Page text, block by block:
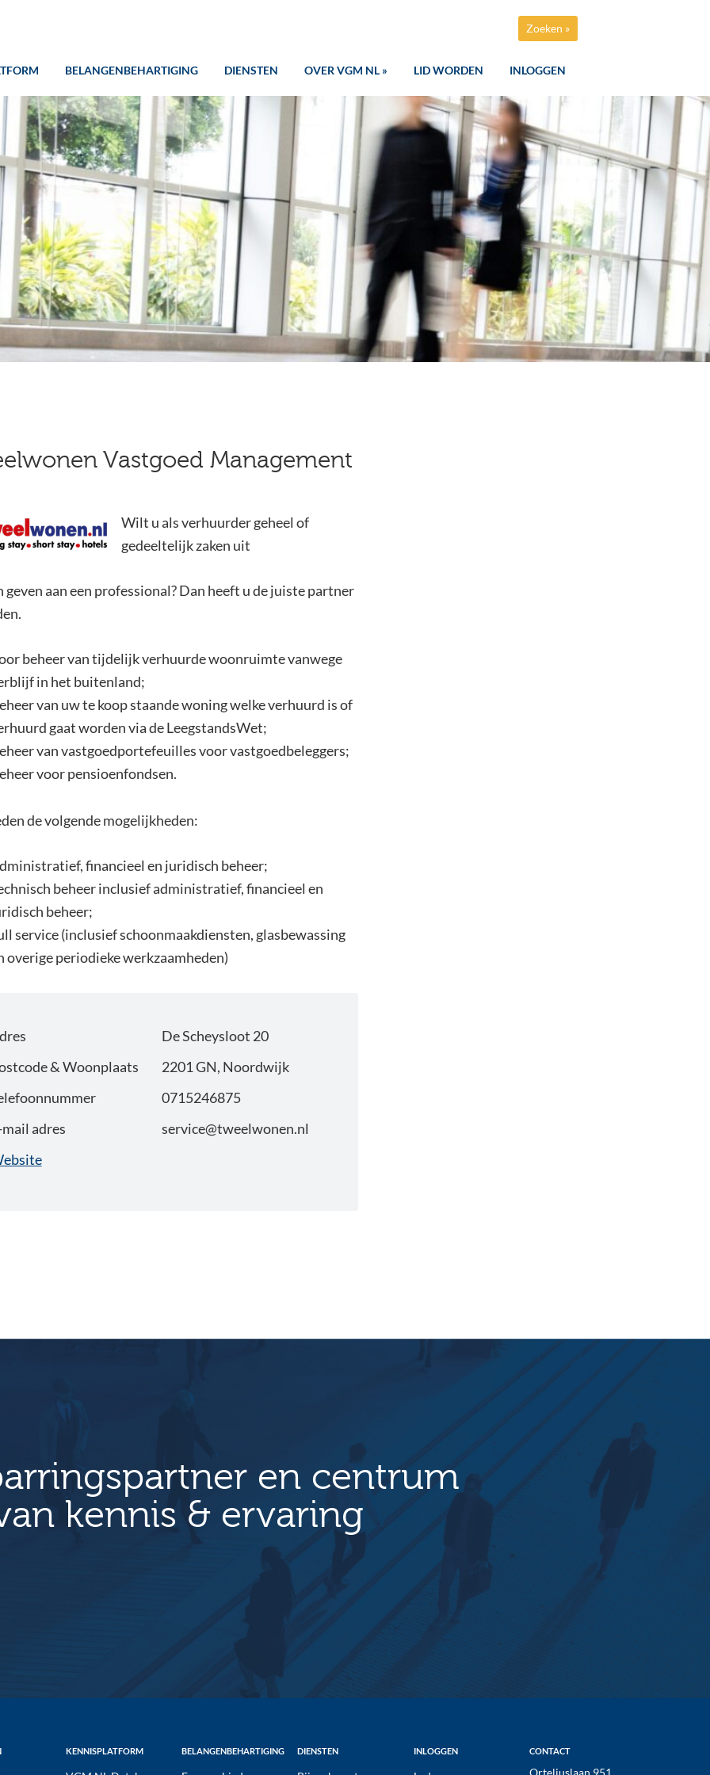
Zoeken »
BELANGENBEHARTIGING DIENSTEN OVER VGM NL » LID WORDEN INLOGGEN
Vastgoed Management
Wilt u als verhuurder geheel of
gedeeltelijk zaken uit
geven aan een professional? Dan heeft u de juiste partner
beheer van tijdelijk verhuurde woonruimte vanwege
in het buitenland;
van uw te koop staande woning welke verhuurd is of
gaat worden via de LeegstandsWet;
van vastgoedportefeuilles voor vastgoedbeleggers;
voor pensioenfondsen.
de volgende mogelijkheden:
financieel en juridisch beheer;
beheer inclusief administratief, financieel en
beheer;
service (inclusief schoonmaakdiensten, glasbewassing
overige periodieke werkzaamheden)
& Woonplaats
mail adres
De Scheysloot 20
2201 GN, Noordwijk
0715246875
service@tweelwonen.nl
en centrum
kennis & ervaring
KENNISPLATFORM BELANGENBEHARTIGING DIENSTEN INLOGGEN CONTACT
Orteliuslaan 951